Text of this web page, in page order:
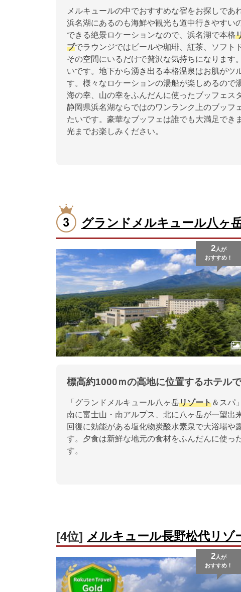
メルキュールの中でおすすめな宿をお探しで
浜名湖にあるのも海鮮や観光も道中行きやすい
できる絶景ロケーションなので、浜名湖で本格
ブでラウンジではビールや珈琲、紅茶、ソフト
その空間にいるだけで贅沢な気持ちになります
いです。地下から湧き出る本格温泉はお肌がツ
す。様々なロケーションの湯船が楽しめるので
海の幸、山の幸をふんだんに使ったブッフェス
静岡県浜名湖ならではのワンランク上のブッフ
たいです。豪華なブッフェは誰でも大満足でき
光までお楽しみください。
グランドメルキュール八ヶ
2人が
おすすめ！
標高約1000ｍの高地に位置するホテルで
「グランドメルキュール八ヶ岳リゾート＆スパ
南に富士山・南アルプス、北に八ヶ岳が一望出
回復に効能がある塩化物炭酸水素泉で大浴場や
す。夕食は新鮮な地元の食材をふんだんに使っ
す。
[4位] メルキュール長野松代リゾ
2人が
おすすめ！